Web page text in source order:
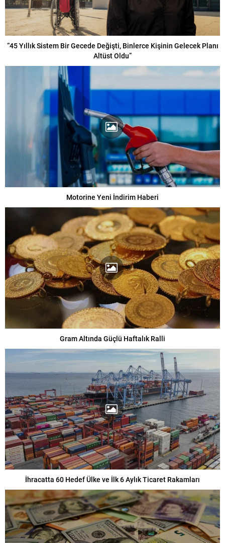
“45 Yıllık Sistem Bir Gecede Değişti, Binlerce Kişinin Gelecek Planı
Altüst Oldu”
Motorine Yeni İndirim Haberi
Gram Altında Güçlü Haftalık Ralli
İhracatta 60 Hedef Ülke ve İlk 6 Aylık Ticaret Rakamları